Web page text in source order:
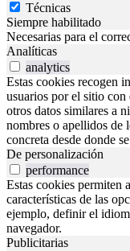
Técnicas
Siempre habilitado
Necesarias para el
Analíticas
analytics
Estas cookies recogen
usuarios por el sitio
otros datos similares a
nombres o apellidos de
concreta desde donde
De personalización
performance
Estas cookies permiten
características de las
ejemplo, definir el
navegador.
Publicitarias